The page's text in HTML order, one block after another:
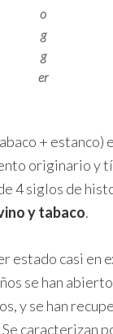
o
g
g
er
+ estanco)
originario y
4 siglos de
y tabaco.
estado casi en
se han
y se han
caracterizan